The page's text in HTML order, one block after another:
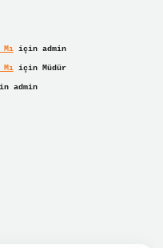
için admin
için Müdür
admin